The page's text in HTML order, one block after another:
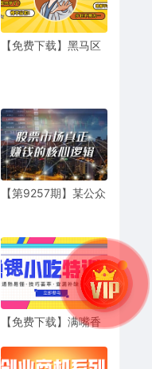
【免费下载】黑马区
【第9257期】某公众
辑》
【免费下载】满嘴香